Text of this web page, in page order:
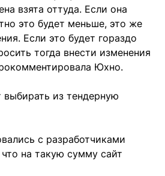
взята оттуда. Если она
это будет меньше, это же
Если это будет гораздо
тогда внести изменения
Юхно.
выбирать из тендерную
с разработчиками
на такую ​​сумму сайт